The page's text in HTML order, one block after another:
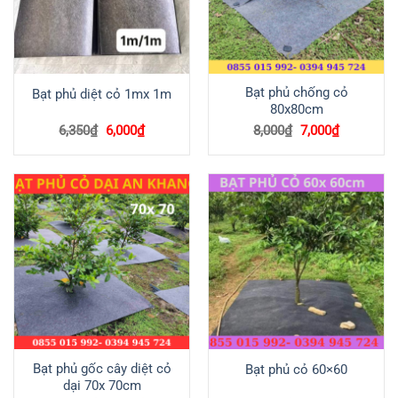
Bạt phủ diệt cỏ 1mx 1m
6,350₫ Giá
là:
6,350₫.
6,000₫Giá
hiện
tại
là:
6,000₫.
Bạt phủ chống cỏ
80x80cm
8,000₫ Giá
là:
8,000₫.
7,000₫Giá
hiện
tại
là:
7,000₫.
Bạt phủ gốc cây diệt cỏ
dại 70x 70cm
Bạt phủ cỏ 60×60